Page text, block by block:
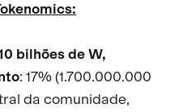
bilhões de W,
: 17% (1.700.000.000
da comunidade,